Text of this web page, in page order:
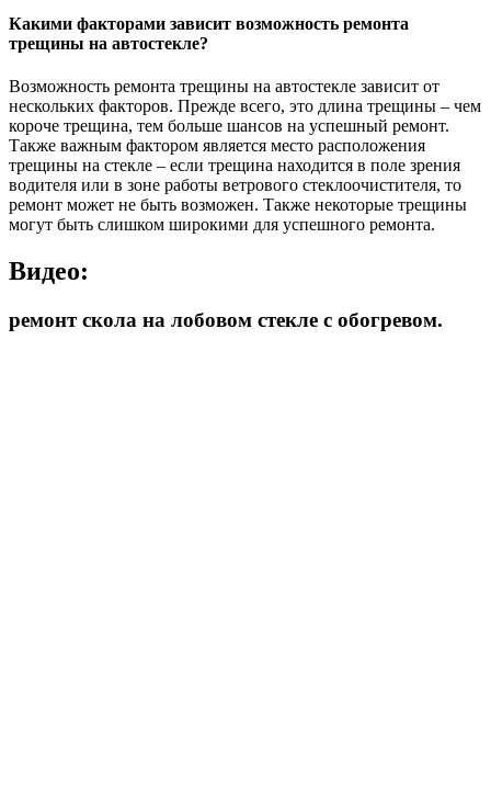
Какими факторами зависит возможность ремонта
трещины на автостекле?
Возможность ремонта трещины на автостекле зависит от
нескольких факторов. Прежде всего, это длина трещины – чем
короче трещина, тем больше шансов на успешный ремонт.
Также важным фактором является место расположения
трещины на стекле – если трещина находится в поле зрения
водителя или в зоне работы ветрового стеклоочистителя, то
ремонт может не быть возможен. Также некоторые трещины
могут быть слишком широкими для успешного ремонта.
Видео:
ремонт скола на лобовом стекле с обогревом.